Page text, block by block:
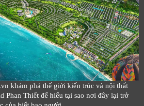
khám phá thế giới kiến trúc và nội thất
Phan Thiết để hiểu tại sao nơi đây lại trở